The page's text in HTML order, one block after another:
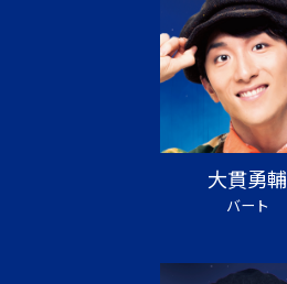
大貫勇輔
バート